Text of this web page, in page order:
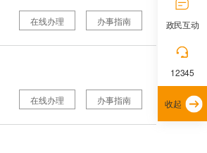
办事指南
在线办理
办事指南
在线办理
政民互动
12345
收起